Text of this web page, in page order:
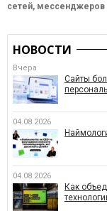
сетей, мессенджеров
НОВОСТИ
Вчера
Сайты
04.08.2026
04.08.2026
Как